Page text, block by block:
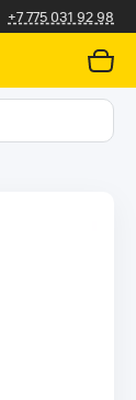
+7 775 031 92 98